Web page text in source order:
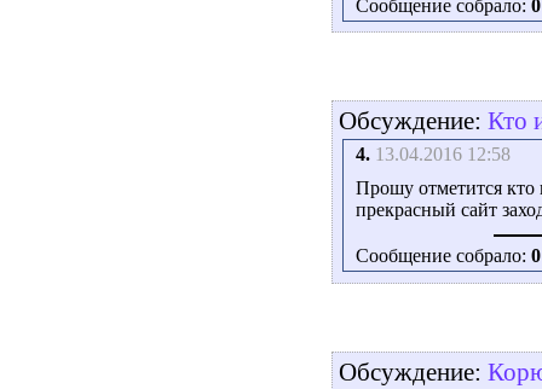
Сообщение собрало: 0
Обсуждение: Кто
4. 13.04.2016 12:58
Прошу отметится кто
прекрасный сайт
Сообщение собрало: 0
Обсуждение: